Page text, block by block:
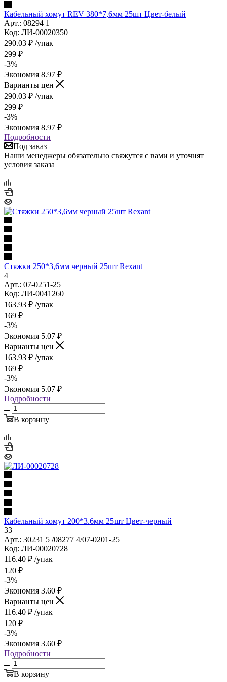
Кабельный хомут REV 380*7,6мм 25шт Цвет-белый
Арт.: 08294 1
Код: ЛИ-00020350
290.03 ₽ /упак
299 ₽
-3%
Экономия 8.97 ₽
Варианты цен
290.03 ₽ /упак
299 ₽
-3%
Экономия 8.97 ₽
Подробности
Под заказ
Наши менеджеры обязательно свяжутся с вами и уточнят
условия заказа
Стяжки 250*3,6мм черный 25шт Rexant
4
Арт.: 07-0251-25
Код: ЛИ-0041260
163.93 ₽ /упак
169 ₽
-3%
Экономия 5.07 ₽
Варианты цен
163.93 ₽ /упак
169 ₽
-3%
Экономия 5.07 ₽
Подробности
В корзину
Кабельный хомут 200*3.6мм 25шт Цвет-черный
33
Арт.: 30231 5 /08277 4/07-0201-25
Код: ЛИ-00020728
116.40 ₽ /упак
120 ₽
-3%
Экономия 3.60 ₽
Варианты цен
116.40 ₽ /упак
120 ₽
-3%
Экономия 3.60 ₽
Подробности
В корзину